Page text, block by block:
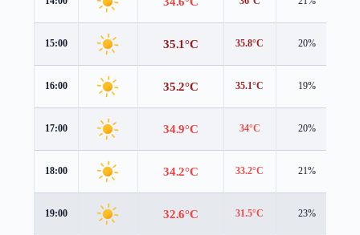
15:00 35.1°C 35.8°C 20%
16:00 35.2°C 35.1°C 19%
17:00 34.9°C 34°C 20%
18:00 34.2°C 33.2°C 21%
19:00 32.6°C 31.5°C 23%